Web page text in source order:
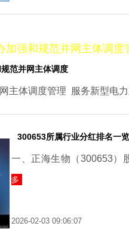
范并网主体调度
主体调度管理 服务新型电
300653所属行业分红排名一
一、正海生物（300653）
多
2026-02-03 09:06:07